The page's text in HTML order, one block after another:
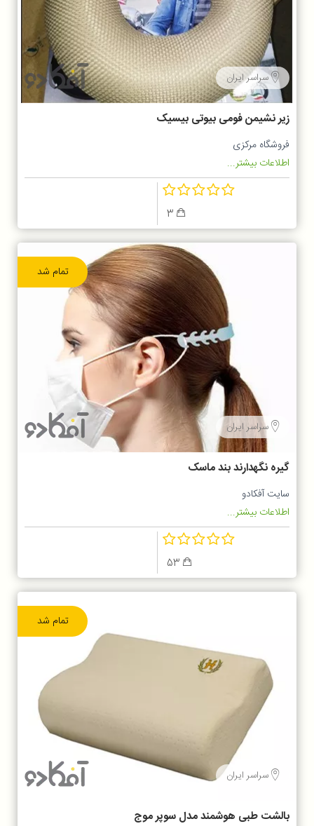
سراسر ایران
زیر نشیمن فومی بیوتی بیسیک
فروشگاه مرکزی
اطلاعات بیشتر...
3
تمام شد
سراسر ایران
گیره نگهدارند بند ماسک
سایت آفکادو
اطلاعات بیشتر...
53
تمام شد
سراسر ایران
بالشت طبی هوشمند مدل سوپر موج